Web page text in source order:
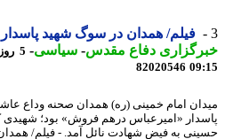
فیلم/ همدان در سوگ شهید پاسدار
دفاع مقدس-سیاسی-
82020546
امام خمینی (ره) همدان صحنه وداع
«امیرعباس درهم فروش» بود؛ شهیدی که
به فیض شهادت نائل آمد. - فیلم/ همدان ...